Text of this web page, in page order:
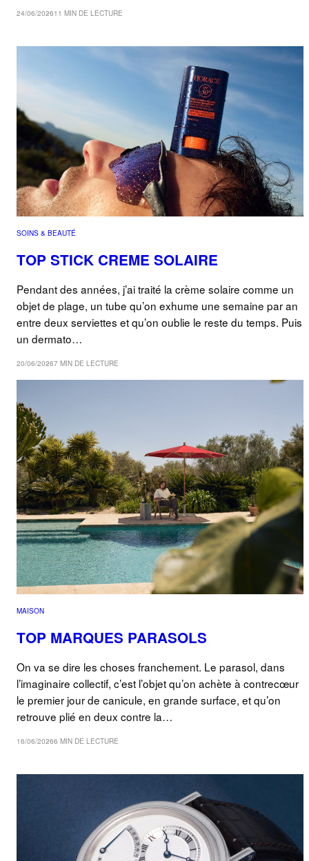
24/06/202611 MIN DE LECTURE
SOINS & BEAUTÉ
TOP STICK CREME SOLAIRE
Pendant des années, j’ai traité la crème solaire comme un
objet de plage, un tube qu’on exhume une semaine par an
entre deux serviettes et qu’on oublie le reste du temps. Puis
un dermato…
20/06/20267 MIN DE LECTURE
MAISON
TOP MARQUES PARASOLS
On va se dire les choses franchement. Le parasol, dans
l’imaginaire collectif, c’est l’objet qu’on achète à contrecœur
le premier jour de canicule, en grande surface, et qu’on
retrouve plié en deux contre la…
16/06/20266 MIN DE LECTURE